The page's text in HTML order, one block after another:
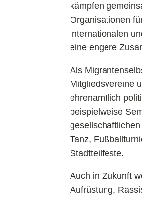
kämpfen
Organisationen
internationalen
eine engere
Als
Mitgliedsvereine
ehrenamtlich
beispielweise
Tanz,
Stadtteilfeste.
Auch in Zukunft
Aufrüstung,